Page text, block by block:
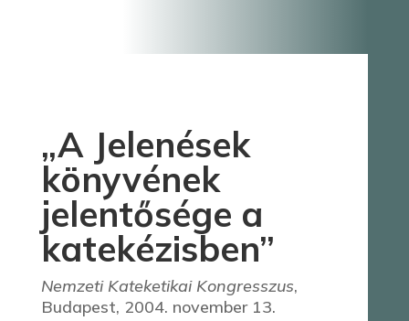
„A Jelenések
könyvének
jelentősége a
katekézisben”
Nemzeti Kateketikai Kongresszus,
Budapest, 2004. november 13.